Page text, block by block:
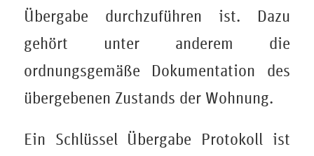
Übergabe durchzuführen ist. Dazu
gehört unter anderem die
ordnungsgemäße Dokumentation des
übergebenen Zustands der Wohnung.
Ein Schlüssel Übergabe Protokoll ist